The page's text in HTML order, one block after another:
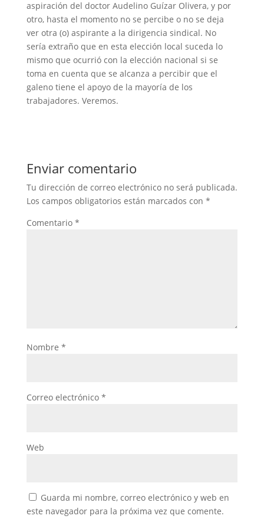
aspiración del doctor Audelino Guízar Olivera, y por
otro, hasta el momento no se percibe o no se deja
ver otra (o) aspirante a la dirigencia sindical. No
sería extraño que en esta elección local suceda lo
mismo que ocurrió con la elección nacional si se
toma en cuenta que se alcanza a percibir que el
galeno tiene el apoyo de la mayoría de los
trabajadores. Veremos.
Enviar comentario
Tu dirección de correo electrónico no será publicada.
Los campos obligatorios están marcados con *
Comentario *
Nombre *
Correo electrónico *
Web
Guarda mi nombre, correo electrónico y web en
este navegador para la próxima vez que comente.